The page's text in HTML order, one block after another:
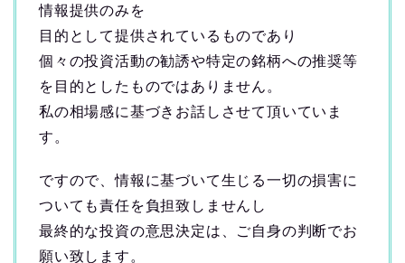
情報提供のみを
目的として提供されているものであり
個々の投資活動の勧誘や特定の銘柄への推奨等
を目的としたものではありません。
私の相場感に基づきお話しさせて頂いていま
す。
ですので、情報に基づいて生じる一切の損害に
ついても責任を負担致しませんし
最終的な投資の意思決定は、ご自身の判断でお
願い致します。